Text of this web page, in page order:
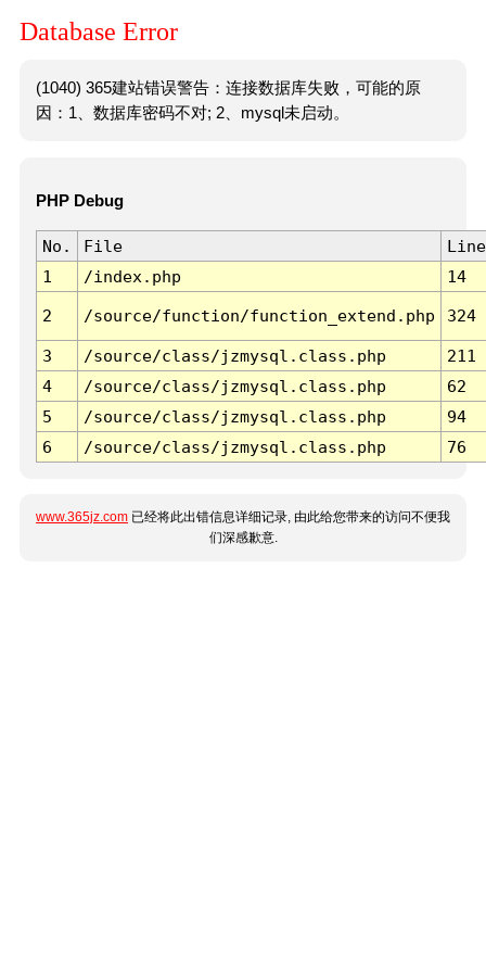
Database Error
(1040) 365建站错误警告：连接数据库失败，可能的原
因：1、数据库密码不对; 2、mysql未启动。
PHP Debug
No. File
Line
1
/index.php 14
2 /source/function/function_extend.php 324
3 /source/class/jzmysql.class.php
211
4
/source/class/jzmysql.class.php
62
5
/source/class/jzmysql.class.php
94
6
/source/class/jzmysql.class.php 76
www.365jz.com 已经将此出错信息详细记录, 由此给您带来的访问不便我
们深感歉意.